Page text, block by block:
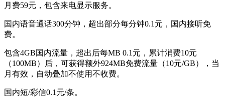
月费59元，包含来电显示服务。
国内语音通话300分钟，超出部分每分钟0.1元，国内接听免
费。
包含4GB国内流量，超出后每MB 0.1元，累计消费10元
（100MB）后，可获得额外924MB免费流量（10元/GB），当
月有效，自动叠加不使用不收费。
国内短/彩信0.1元/条。